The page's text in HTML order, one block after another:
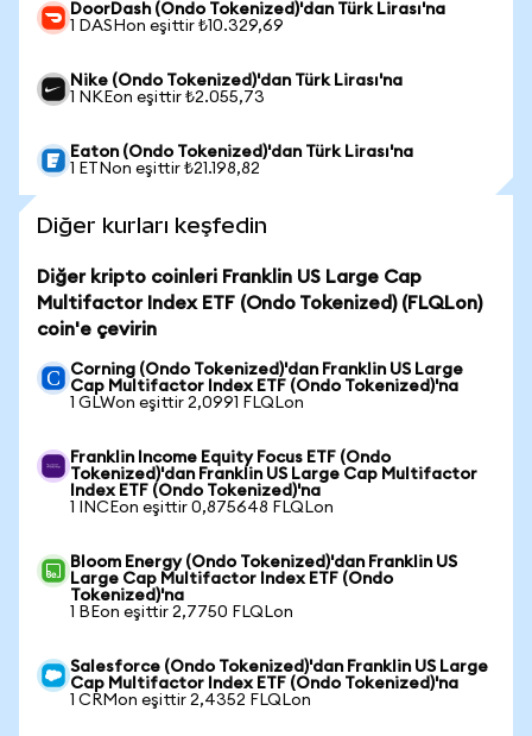
DoorDash (Ondo Tokenized)'dan Türk Lirası'na
1 DASHon eşittir ₺10.329,69
Nike (Ondo Tokenized)'dan Türk Lirası'na
1 NKEon eşittir ₺2.055,73
Eaton (Ondo Tokenized)'dan Türk Lirası'na
1 ETNon eşittir ₺21.198,82
Diğer kurları keşfedin
Diğer kripto coinleri Franklin US Large Cap
Multifactor Index ETF (Ondo Tokenized) (FLQLon)
coin'e çevirin
Corning (Ondo Tokenized)'dan Franklin US Large
Cap Multifactor Index ETF (Ondo Tokenized)'na
1 GLWon eşittir 2,0991 FLQLon
Franklin Income Equity Focus ETF (Ondo
Tokenized)'dan Franklin US Large Cap Multifactor
Index ETF (Ondo Tokenized)'na
1 INCEon eşittir 0,875648 FLQLon
Bloom Energy (Ondo Tokenized)'dan Franklin US
Large Cap Multifactor Index ETF (Ondo
Tokenized)'na
1 BEon eşittir 2,7750 FLQLon
Salesforce (Ondo Tokenized)'dan Franklin US Large
Cap Multifactor Index ETF (Ondo Tokenized)'na
1 CRMon eşittir 2,4352 FLQLon